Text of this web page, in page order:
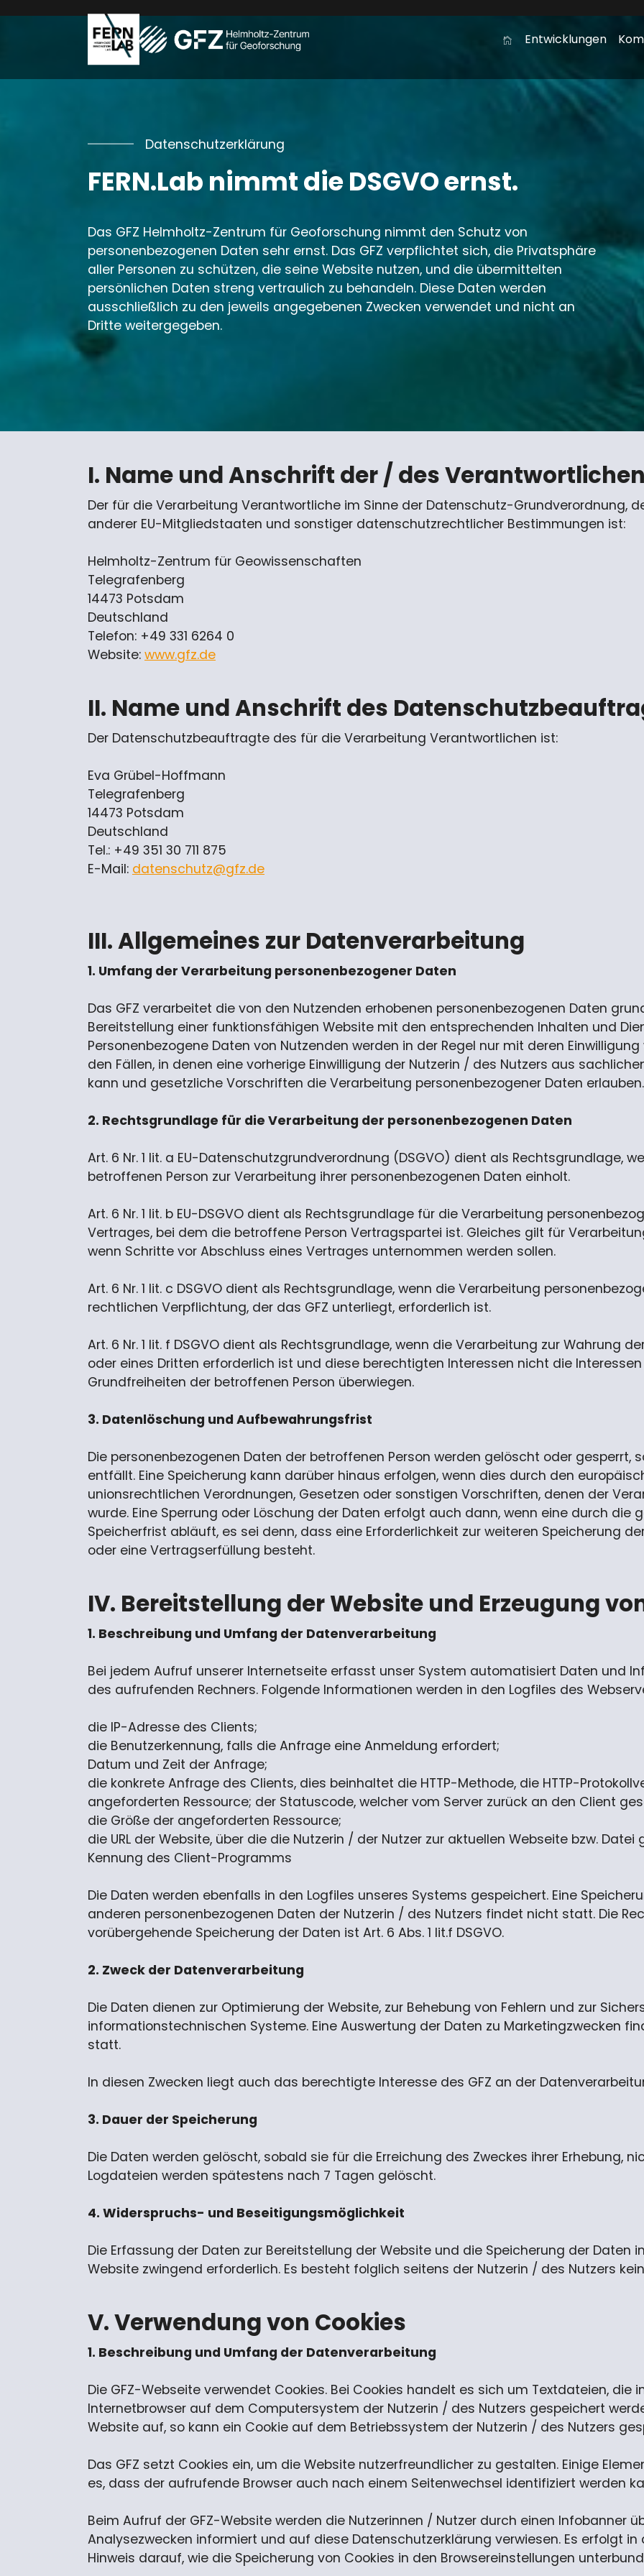
Entwicklungen
Datenschutzerklärung
FERN.Lab nimmt die DSGVO ernst.
Das GFZ Helmholtz-Zentrum für Geoforschung nimmt den Schutz von
personenbezogenen Daten sehr ernst. Das GFZ verpflichtet sich, die Privatsphäre
aller Personen zu schützen, die seine Website nutzen, und die übermittelten
persönlichen Daten streng vertraulich zu behandeln. Diese Daten werden
ausschließlich zu den jeweils angegebenen Zwecken verwendet und nicht an
Dritte weitergegeben.
I. Name und Anschrift der / des Verantwortlichen
Der für die Verarbeitung Verantwortliche im Sinne der Datenschutz-Grundverordnung,
anderer EU-Mitgliedstaaten und sonstiger datenschutzrechtlicher Bestimmungen ist:
Helmholtz-Zentrum für Geowissenschaften
Telegrafenberg
14473 Potsdam
Deutschland
Telefon: +49 331 6264 0
Website: www.gfz.de
II. Name und Anschrift des
Der Datenschutzbeauftragte des für die Verarbeitung Verantwortlichen ist:
Eva Grübel-Hoffmann
Telegrafenberg
14473 Potsdam
Deutschland
Tel.: +49 351 30 711 875
E-Mail: datenschutz@gfz.de
III. Allgemeines zur Datenverarbeitung
1. Umfang der Verarbeitung personenbezogener Daten
Das GFZ verarbeitet die von den Nutzenden erhobenen personenbezogenen Daten
Bereitstellung einer funktionsfähigen Website mit den entsprechenden Inhalten und
Personenbezogene Daten von Nutzenden werden in der Regel nur mit deren
den Fällen, in denen eine vorherige Einwilligung der Nutzerin / des Nutzers aus
kann und gesetzliche Vorschriften die Verarbeitung personenbezogener Daten erlauben.
2. Rechtsgrundlage für die Verarbeitung der personenbezogenen Daten
Art. 6 Nr. 1 lit. a EU-Datenschutzgrundverordnung (DSGVO) dient als Rechtsgrundlage,
betroffenen Person zur Verarbeitung ihrer personenbezogenen Daten einholt.
Art. 6 Nr. 1 lit. b EU-DSGVO dient als Rechtsgrundlage für die Verarbeitung
Vertrages, bei dem die betroffene Person Vertragspartei ist. Gleiches gilt für
wenn Schritte vor Abschluss eines Vertrages unternommen werden sollen.
Art. 6 Nr. 1 lit. c DSGVO dient als Rechtsgrundlage, wenn die Verarbeitung
rechtlichen Verpflichtung, der das GFZ unterliegt, erforderlich ist.
Art. 6 Nr. 1 lit. f DSGVO dient als Rechtsgrundlage, wenn die Verarbeitung zur Wahrung
oder eines Dritten erforderlich ist und diese berechtigten Interessen nicht die
Grundfreiheiten der betroffenen Person überwiegen.
3. Datenlöschung und Aufbewahrungsfrist
Die personenbezogenen Daten der betroffenen Person werden gelöscht oder gesperrt,
entfällt. Eine Speicherung kann darüber hinaus erfolgen, wenn dies durch den
unionsrechtlichen Verordnungen, Gesetzen oder sonstigen Vorschriften, denen der
wurde. Eine Sperrung oder Löschung der Daten erfolgt auch dann, wenn eine durch die
Speicherfrist abläuft, es sei denn, dass eine Erforderlichkeit zur weiteren Speicherung
oder eine Vertragserfüllung besteht.
IV. Bereitstellung der Website und Erzeugung
1. Beschreibung und Umfang der Datenverarbeitung
Bei jedem Aufruf unserer Internetseite erfasst unser System automatisiert Daten und
des aufrufenden Rechners. Folgende Informationen werden in den Logfiles des
die IP-Adresse des Clients;
die Benutzerkennung, falls die Anfrage eine Anmeldung erfordert;
Datum und Zeit der Anfrage;
die konkrete Anfrage des Clients, dies beinhaltet die HTTP-Methode, die HTTP-
angeforderten Ressource; der Statuscode, welcher vom Server zurück an den Client
die Größe der angeforderten Ressource;
die URL der Website, über die die Nutzerin / der Nutzer zur aktuellen Webseite bzw. Datei
Kennung des Client-Programms
Die Daten werden ebenfalls in den Logfiles unseres Systems gespeichert. Eine
anderen personenbezogenen Daten der Nutzerin / des Nutzers findet nicht statt. Die
vorübergehende Speicherung der Daten ist Art. 6 Abs. 1 lit.f DSGVO.
2. Zweck der Datenverarbeitung
Die Daten dienen zur Optimierung der Website, zur Behebung von Fehlern und zur
informationstechnischen Systeme. Eine Auswertung der Daten zu Marketingzwecken
statt.
In diesen Zwecken liegt auch das berechtigte Interesse des GFZ an der
3. Dauer der Speicherung
Die Daten werden gelöscht, sobald sie für die Erreichung des Zweckes ihrer Erhebung,
Logdateien werden spätestens nach 7 Tagen gelöscht.
4. Widerspruchs- und Beseitigungsmöglichkeit
Die Erfassung der Daten zur Bereitstellung der Website und die Speicherung der Daten
Website zwingend erforderlich. Es besteht folglich seitens der Nutzerin / des Nutzers
V. Verwendung von Cookies
1. Beschreibung und Umfang der Datenverarbeitung
Die GFZ-Webseite verwendet Cookies. Bei Cookies handelt es sich um Textdateien, die
Internetbrowser auf dem Computersystem der Nutzerin / des Nutzers gespeichert
Website auf, so kann ein Cookie auf dem Betriebssystem der Nutzerin / des Nutzers
Das GFZ setzt Cookies ein, um die Website nutzerfreundlicher zu gestalten. Einige
es, dass der aufrufende Browser auch nach einem Seitenwechsel identifiziert werden
Beim Aufruf der GFZ-Website werden die Nutzerinnen / Nutzer durch einen Infobanner
Analysezwecken informiert und auf diese Datenschutzerklärung verwiesen. Es erfolgt
Hinweis darauf, wie die Speicherung von Cookies in den Browsereinstellungen